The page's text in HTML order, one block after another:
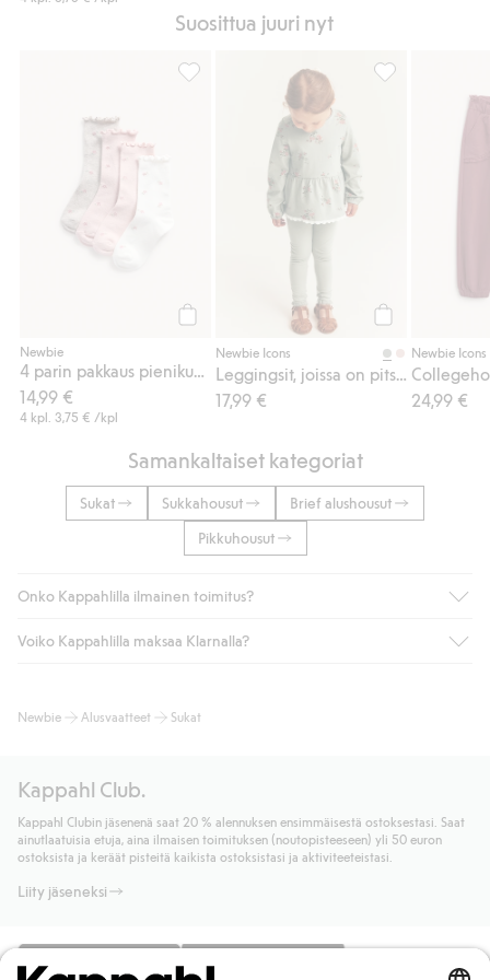
Suosittua juuri nyt
Newbie
14,99 €
4 kpl. 3,75 € /kpl
4 parin pakkaus pienikukkakuvioisia
Newbie Icons
17,99 €
Leggingsit,
Newbie Icons
24,99 €
Samankaltaiset kategoriat
Sukat Sukkahousut
Brief alushousut
Pikkuhousut
Onko Kappahlilla ilmainen toimitus?
Jos olet Kappahl Clubin jäsen, saat aina ilmaisen toimituksen
kotiinkuljetusta). Toimituskulut poistuvat automaattisesti, kun
noutopisteeseen tai pakettiautomaattiin ja PostNordin
kotiinkuljetuksella 6,99 €, riippumatta ostosummasta.
Lue lisää
Voiko Kappahlilla maksaa Klarnalla?
maksutavat, kuten laskun, sekä muita maksuvaihtoehtoja.
Lisätietoja Klarnan maksuehdoista
Lue lisää
Newbie Alusvaatteet Sukat
Kappahl Club.
Kappahl Clubin jäsenenä saat 20 % alennuksen ensimmäisestä ostoksestasi. Saat
ainutlaatuisia etuja, aina ilmaisen toimituksen (noutopisteeseen) yli 50 euron
ostoksista ja keräät pisteitä kaikista ostoksistasi ja aktiviteeteistasi.
Liity jäseneksi